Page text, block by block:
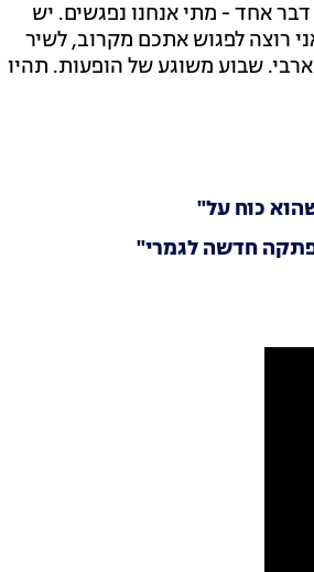
אחד - מתי אנחנו נפגשים. יש
רוצה לפגוש אתכם מקרוב, לשיר
שבוע משוגע של הופעות. תהיו
כוח על"
חדשה לגמרי"